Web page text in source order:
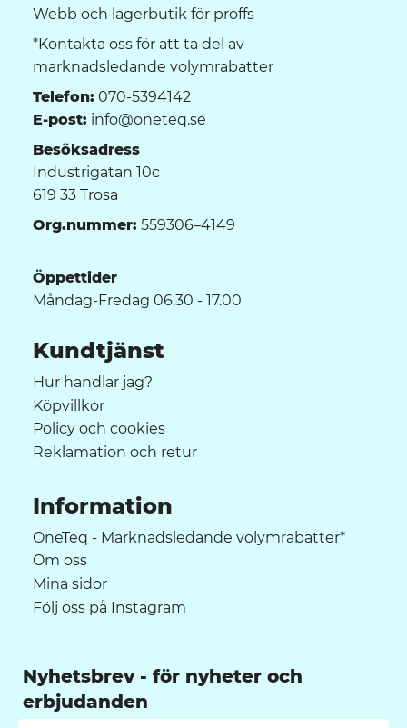
Webb och lagerbutik för proffs
*Kontakta oss för att ta del av
marknadsledande volymrabatter
Telefon: 070-5394142
E-post: info@oneteq.se
Besöksadress
Industrigatan 10c
619 33 Trosa
Org.nummer: 559306–4149
Öppettider
Måndag-Fredag 06.30 - 17.00
Kundtjänst
Hur handlar jag?
Köpvillkor
Policy och cookies
Reklamation och retur
Information
OneTeq - Marknadsledande volymrabatter*
Om oss
Mina sidor
Följ oss på Instagram
Nyhetsbrev